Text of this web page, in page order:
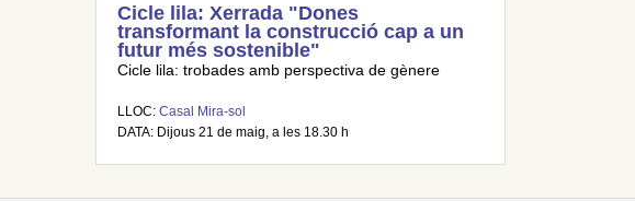
Cicle lila: Xerrada "Dones
transformant la construcció cap a un
futur més sostenible"
Cicle lila: trobades amb perspectiva de gènere
LLOC: Casal Mira-sol
DATA: Dijous 21 de maig, a les 18.30 h